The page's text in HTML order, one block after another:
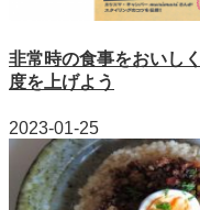
非常時の食事をおいし
度を上げよう
2023-01-25